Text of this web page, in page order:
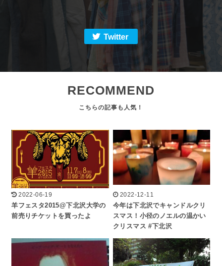
Twitter
RECOMMEND
2022-06-19
羊フェスタ2015@下北沢大学の
前売りチケットを買ったよ
2022-12-11
今年は下北沢でキャンドルクリ
スマス！小径のノエルの温かい
クリスマス #下北沢